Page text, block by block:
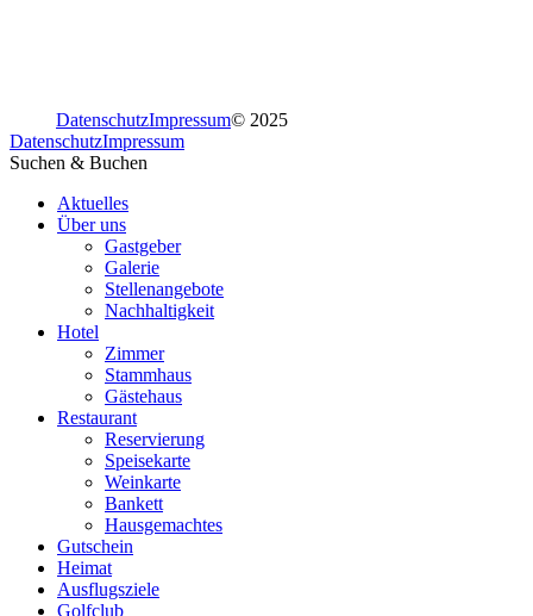
DatenschutzImpressum© 2025
DatenschutzImpressum
Suchen & Buchen
Aktuelles
Über uns
Gastgeber
Galerie
Stellenangebote
Nachhaltigkeit
Hotel
Zimmer
Stammhaus
Gästehaus
Restaurant
Reservierung
Speisekarte
Weinkarte
Bankett
Hausgemachtes
Gutschein
Heimat
Ausflugsziele
Golfclub